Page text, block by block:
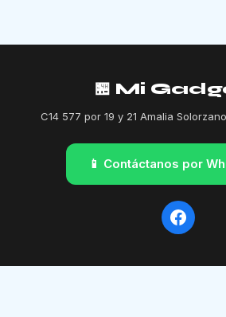
🏪 Mi
C14 577 por 19 y 21 Amalia
📱 Contáctanos por